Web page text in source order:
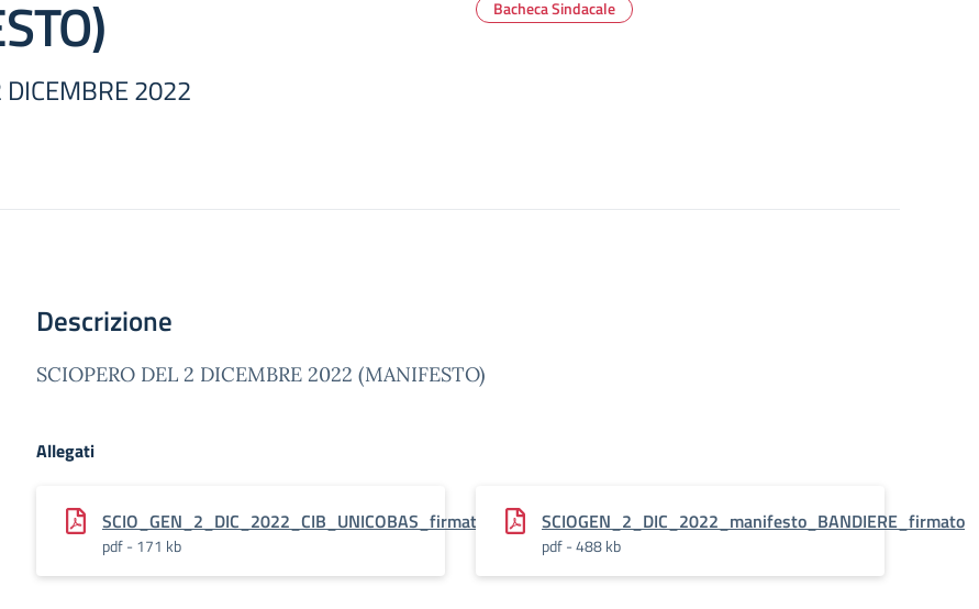
DICEMBRE 2022
Bacheca Sindacale
Descrizione
SCIOPERO DEL 2 DICEMBRE 2022 (MANIFESTO)
Allegati
SCIO_GEN_2_DIC_2022_CIB_UNICOBAS_firmato
pdf - 171 kb
SCIOGEN_2_DIC_2022_manifesto_BANDIERE_firmato
pdf - 488 kb